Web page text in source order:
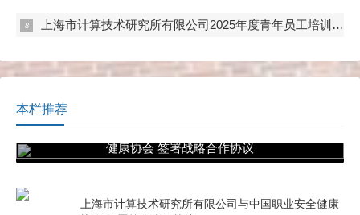
上海市计算技术研究所有限公司2025年度青年员工培训及专题竞赛顺利开展
本栏推荐
上海市计算技术研究所有限公司与中国职业安全
健康协会 签署战略合作协议
上海市计算技术研究所有限公司与中国职业安全健康